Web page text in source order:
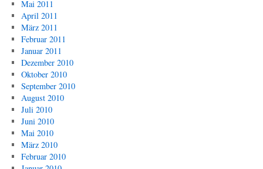
Mai 2011
April 2011
März 2011
Februar 2011
Januar 2011
Dezember 2010
Oktober 2010
September 2010
August 2010
Juli 2010
Juni 2010
Mai 2010
März 2010
Februar 2010